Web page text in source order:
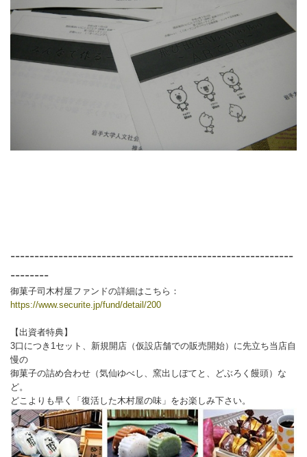
-----------------------------------------------------------
--------
御菓子司木村屋ファンドの詳細はこちら：
https://www.securite.jp/fund/detail/200
【出資者特典】
3口につき1セット、新規開店（仮設店舗での販売開始）に先立ち当店自
慢の
御菓子の詰め合わせ（気仙ゆべし、窯出しぽてと、どぶろく饅頭）な
ど。
どこよりも早く「復活した木村屋の味」をお楽しみ下さい。